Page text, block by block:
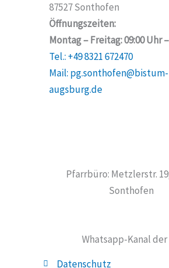
87527 Sonthofen
Öffnungszeiten:
Montag – Freitag: 09:00 Uhr
Tel.: +49 8321 672470
Mail: pg.sonthofen@bistum-
augsburg.de
Datenschutz
Pfarrbüro: Metzlerstr.
Sonthofen
Whatsapp-Kanal der